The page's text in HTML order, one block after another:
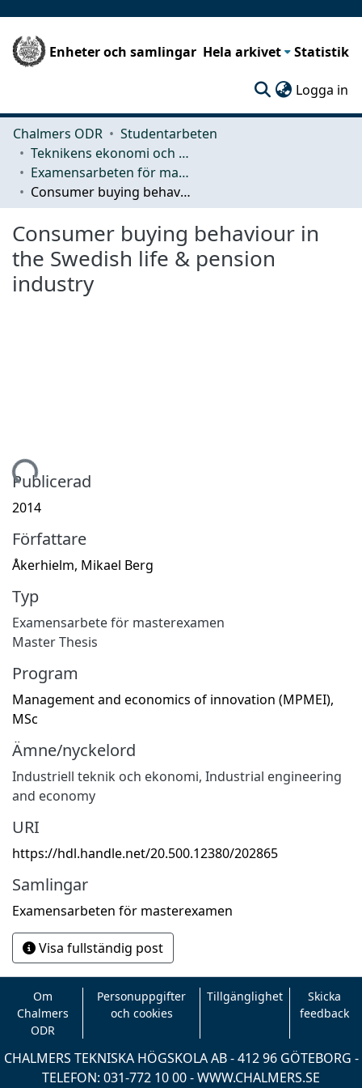
Enheter och samlingar Hela arkivet Statistik
Logga in
Chalmers ODR
Studentarbeten
Teknikens ekonomi och organisation
Examensarbeten för masterexamen
Consumer buying behaviour in the Swedish life & pension industry
Consumer buying behaviour in
the Swedish life & pension
industry
Hämtar...
Publicerad
2014
Författare
Åkerhielm, Mikael Berg
Typ
Examensarbete för masterexamen
Master Thesis
Program
Management and economics of innovation (MPMEI),
MSc
Ämne/nyckelord
Industriell teknik och ekonomi, Industrial engineering
and economy
URI
https://hdl.handle.net/20.500.12380/202865
Samlingar
Examensarbeten för masterexamen
Visa fullständig post
Om
Chalmers
ODR
Personuppgifter
och cookies
Tillgänglighet
Skicka
feedback
CHALMERS TEKNISKA HÖGSKOLA AB - 412 96 GÖTEBORG -
TELEFON: 031-772 10 00 -WWW.CHALMERS.SE